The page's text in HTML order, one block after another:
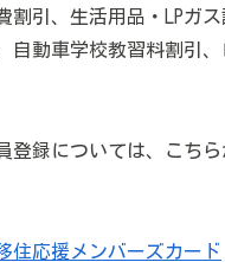
割引、生活用品・LPガス
自動車学校教習料割引
登録については、こち
住応援メンバーズカード